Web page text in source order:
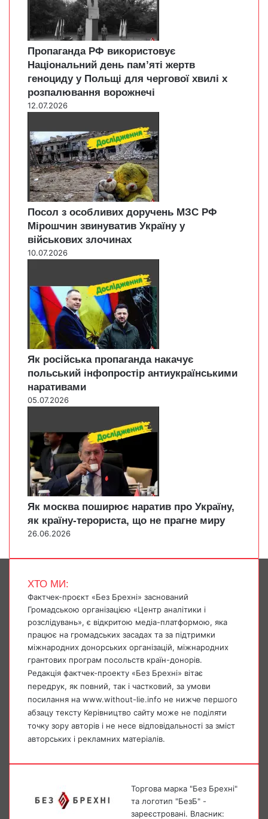
Пропаганда РФ використовує
Національний день пам’яті жертв
геноциду у Польщі для чергової хвилі х
розпалювання ворожнечі
12.07.2026
Посол з особливих доручень МЗС РФ
Мірошчин звинуватив Україну у
військових злочинах
10.07.2026
Як російська пропаганда накачує
польський інфопростір антиукраїнськими
наративами
05.07.2026
Як москва поширює наратив про Україну,
як країну-терориста, що не прагне миру
26.06.2026
ХТО МИ:
Фактчек-проєкт «Без Брехні» заснований
Громадською організацією «Центр аналітики і
розслідувань», є відкритою медіа-платформою, яка
працює на громадських засадах та за підтримки
міжнародних донорських організацій, міжнародних
грантових програм посольств країн-донорів.
Редакція фактчек-проекту «Без Брехні» вітає
передрук, як повний, так і частковий, за умови
посилання на www.without-lie.info не нижче першого
абзацу тексту Керівництво сайту може не поділяти
точку зору авторів і не несе відповідальності за зміст
авторських і рекламних матеріалів.
Торгова марка "Без Брехні"
та логотип "БезБ" -
зареєстровані. Власник: